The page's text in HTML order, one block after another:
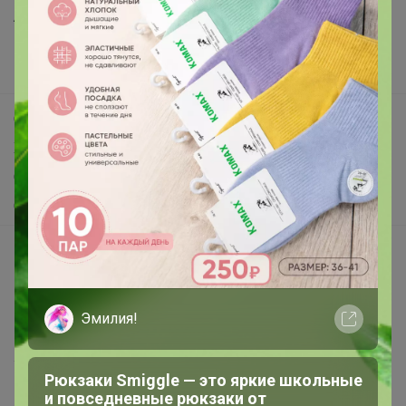
Анонсы
Новости
Поддержка альпак
Самое выгодное
Хиты продаж
Самое желанное
Самое быстрое
Начать зарабатывать с 24-ok
Picabox.ru - Лучшее место для ваших изображений
Розыгрыш - Генератор случайных чисел
Пульс нашего маркетплейса
Укорачиватель ссылок
Эмилия!
Рюкзаки Smiggle — это яркие школьные
и повседневные рюкзаки от